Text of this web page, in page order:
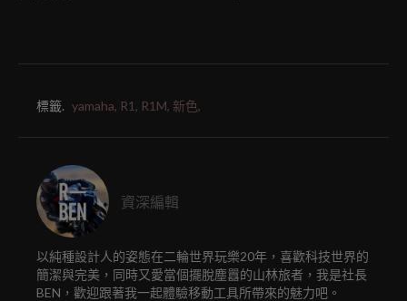
標籤. yamaha, R1, R1M, 新色,
資深編輯
以純種設計人的姿態在二輪世界玩樂20年，喜歡科技世界的
簡潔與完美，同時又愛當個擺脫塵囂的山林旅者，我是社長
BEN，歡迎跟著我一起體驗移動工具所帶來的魅力吧。